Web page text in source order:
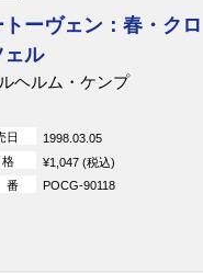
ーヴェン：春・クロ
ェル
ヘルム・ケンプ
日
1998.03.05
格
¥1,047 (税込)
番
POCG-90118